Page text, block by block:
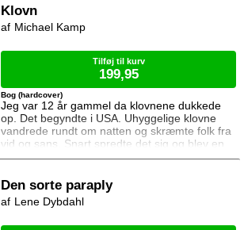
"Jeg kan ikke banke igennem ribbenene,"
nødt til at slå det skråt opad." Rune bed hårdt
Klovn
Jeg var 12 år gammel da klovnene dukkede
op. Det begyndte i USA. Uhyggelige klovne
vandrede rundt om natten og skræmte folk fra
vid og sans. Snart spredte det sig og blev en
hel epidemi. De nåede helt til Danmark. Endda
'sjove' historier, enten med klovne der
skræmte folk, eller klovne der blev overfaldet
af de skræmte. Langt de fleste var selvfølgelig
Bog (hardcover)
Michael Kamp
Tilføj til kurv
199,95
Den sorte paraply
Lene Dybdahl